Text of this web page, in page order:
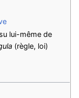
lui-même de
(règle, loi)